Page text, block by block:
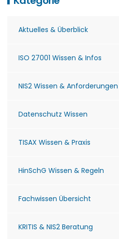
Aktuelles & Überblick
ISO 27001 Wissen & Infos
NIS2 Wissen & Anforderungen
Datenschutz Wissen
TISAX Wissen & Praxis
HinSchG Wissen & Regeln
Fachwissen Übersicht
KRITIS & NIS2 Beratung